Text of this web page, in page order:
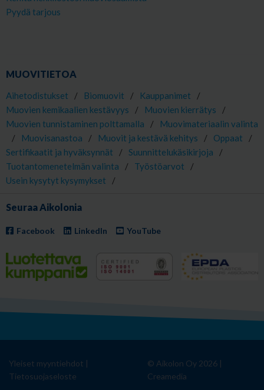
Pyydä tarjous
MUOVITIETOA
Aihetodistukset / Biomuovit / Kauppanimet
/
Muovien kemikaalien kestävyys
/ Muovien kierrätys
/
Muovien tunnistaminen polttamalla
/
Muovimateriaalin valinta
/
Muovisanastoa / Muovit ja kestävä kehitys / Oppaat
/
Sertifikaatit ja hyväksynnät
/ Suunnittelukäsikirjoja
/
Tuotantomenetelmän valinta
/ Työstöarvot
/
Usein kysytyt kysymykset
/
Seuraa Aikolonia
Facebook LinkedIn YouTube
Yleiset myyntiehdot |
Tietosuojaseloste
© Aikolon Oy 2026 |
Creamedia